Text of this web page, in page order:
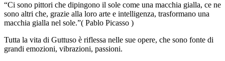
“Ci sono pittori che dipingono il sole come una macchia gialla, ce ne
sono altri che, grazie alla loro arte e intelligenza, trasformano una
macchia gialla nel sole.”( Pablo Picasso )
Tutta la vita di Guttuso è riflessa nelle sue opere, che sono fonte di
grandi emozioni, vibrazioni, passioni.